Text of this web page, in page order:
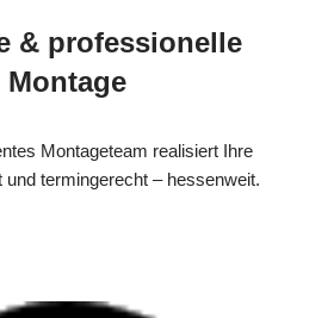
& professionelle
Montage
Montageteam realisiert Ihre
und termingerecht – hessenweit.